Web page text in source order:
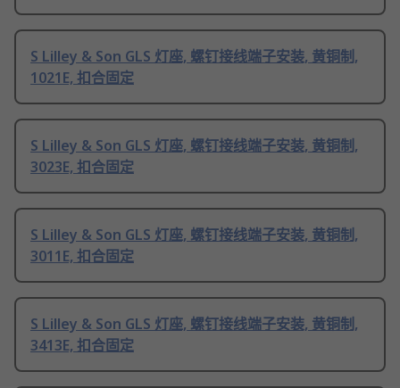
S Lilley & Son GLS 灯座, 螺钉接线端子安装, 黄铜制,
1021E, 扣合固定
S Lilley & Son GLS 灯座, 螺钉接线端子安装, 黄铜制,
3023E, 扣合固定
S Lilley & Son GLS 灯座, 螺钉接线端子安装, 黄铜制,
3011E, 扣合固定
S Lilley & Son GLS 灯座, 螺钉接线端子安装, 黄铜制,
3413E, 扣合固定